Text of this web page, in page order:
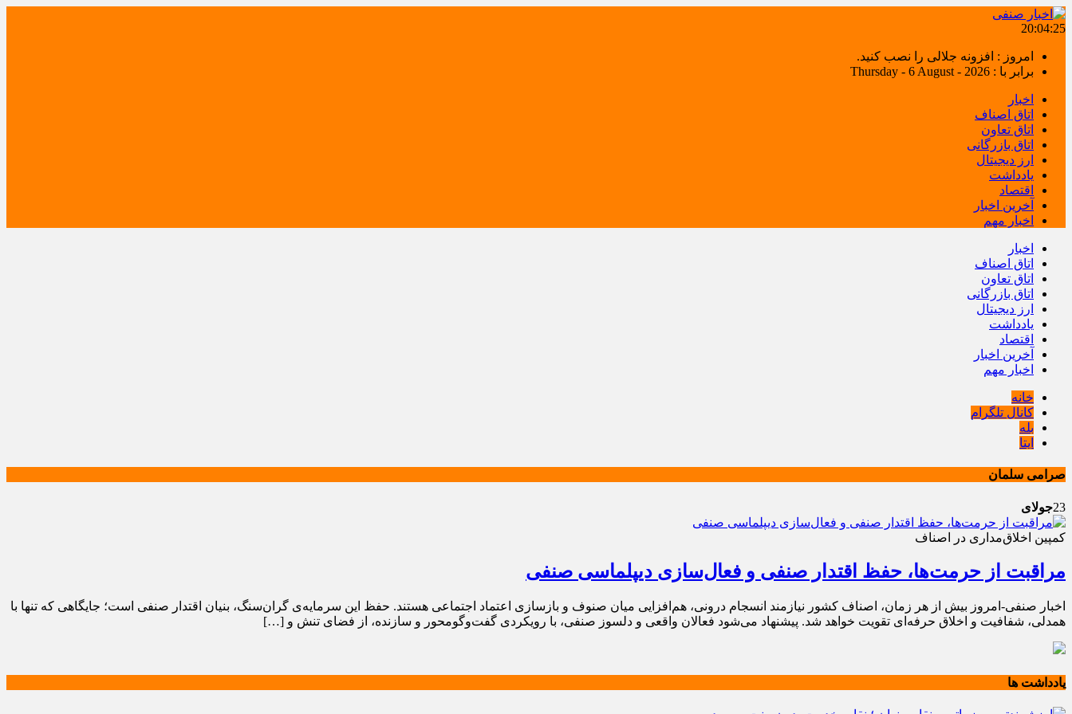
20:04:25
امروز : افزونه جلالی را نصب کنید.
برابر با : Thursday - 6 August - 2026
اخبار
اتاق اصناف
اتاق تعاون
اتاق بازرگانی
ارز دیجیتال
یادداشت
اقتصاد
آخرین اخبار
اخبار مهم
اخبار
اتاق اصناف
اتاق تعاون
اتاق بازرگانی
ارز دیجیتال
یادداشت
اقتصاد
آخرین اخبار
اخبار مهم
خانه
کانال تلگرام
بله
ایتا
صرامی سلمان
23جولای
کمپین اخلاق‌مداری در اصناف
مراقبت از حرمت‌ها، حفظ اقتدار صنفی و فعال‌سازی دیپلماسی صنفی
اخبار صنفی-امروز بیش از هر زمان، اصناف کشور نیازمند انسجام درونی، هم‌افزایی میان صنوف و بازسازی اعتماد اجتماعی هستند. حفظ این سرمایه‌ی گران‌سنگ، بنیان اقتدار صنفی است؛ جایگاهی که تنها با
همدلی، شفافیت و اخلاق حرفه‌ای تقویت خواهد شد. پیشنهاد می‌شود فعالان واقعی و دلسوز صنفی، با رویکردی گفت‌وگومحور و سازنده، از فضای تنش و […]
یادداشت ها